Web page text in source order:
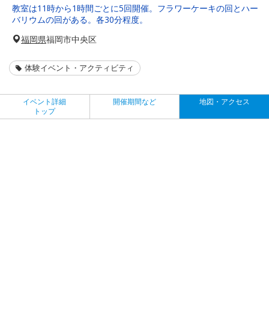
教室は11時から1時間ごとに5回開催。フラワーケーキの回とハー
バリウムの回がある。各30分程度。
福岡県福岡市中央区
体験イベント・アクティビティ
イベント詳細
トップ
開催期間など 地図・アクセス